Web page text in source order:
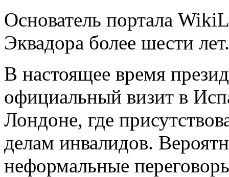
Основатель портала
Эквадора более шести лет.
В настоящее время
официальный визит в
Лондоне, где
делам инвалидов.
неформальные